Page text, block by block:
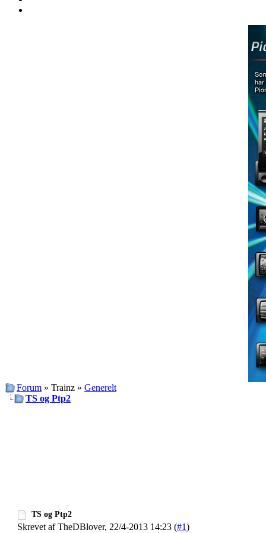
Forum » Trainz » Generelt
TS og Ptp2
TS og Ptp2
Skrevet af TheDBlover, 22/4-2013 14:23 (#1)